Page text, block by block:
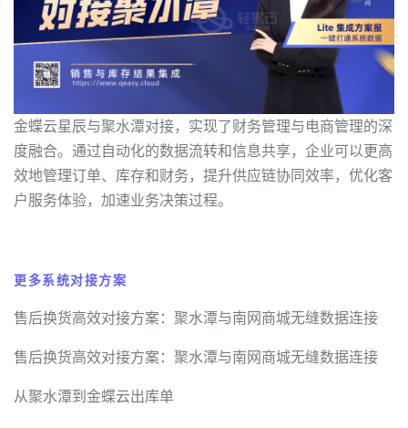
金蝶云星辰与聚水潭对接，实现了财务管理与电商管理的深
度融合。通过自动化的数据流转和信息共享，企业可以更高
效地管理订单、库存和财务，提升供应链协同效率，优化客
户服务体验，加速业务决策过程。
更多系统对接方案
售后换货高效对接方案：聚水潭与南网商城无缝数据连接
售后换货高效对接方案：聚水潭与南网商城无缝数据连接
从聚水潭到金蝶云出库单